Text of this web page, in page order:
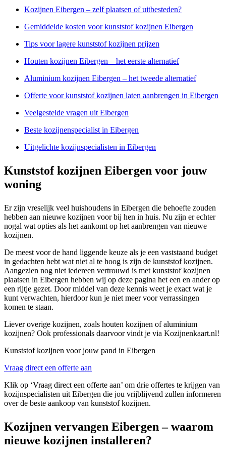
Kozijnen Eibergen – zelf plaatsen of uitbesteden?
Gemiddelde kosten voor kunststof kozijnen Eibergen
Tips voor lagere kunststof kozijnen prijzen
Houten kozijnen Eibergen – het eerste alternatief
Aluminium kozijnen Eibergen – het tweede alternatief
Offerte voor kunststof kozijnen laten aanbrengen in Eibergen
Veelgestelde vragen uit Eibergen
Beste kozijnenspecialist in Eibergen
Uitgelichte kozijnspecialisten in Eibergen
Kunststof kozijnen Eibergen voor jouw
woning
Er zijn vreselijk veel huishoudens in Eibergen die behoefte zouden
hebben aan nieuwe kozijnen voor bij hen in huis. Nu zijn er echter
nogal wat opties als het aankomt op het aanbrengen van nieuwe
kozijnen.
De meest voor de hand liggende keuze als je een vaststaand budget
in gedachten hebt wat niet al te hoog is zijn de kunststof kozijnen.
Aangezien nog niet iedereen vertrouwd is met kunststof kozijnen
plaatsen in Eibergen hebben wij op deze pagina het een en ander op
een rijtje gezet. Door middel van deze kennis weet je exact wat je
kunt verwachten, hierdoor kun je niet meer voor verrassingen
komen te staan.
Liever overige kozijnen, zoals houten kozijnen of aluminium
kozijnen? Ook professionals daarvoor vindt je via Kozijnenkaart.nl!
Kunststof kozijnen voor jouw pand in Eibergen
Vraag direct een offerte aan
Klik op ‘Vraag direct een offerte aan’ om drie offertes te krijgen van
kozijnspecialisten uit Eibergen die jou vrijblijvend zullen informeren
over de beste aankoop van kunststof kozijnen.
Kozijnen vervangen Eibergen – waarom
nieuwe kozijnen installeren?